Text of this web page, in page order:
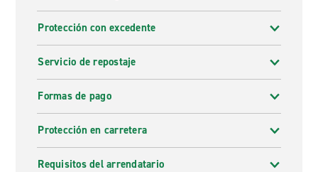
Protección con excedente
Servicio de repostaje
Formas de pago
Protección en carretera
Requisitos del arrendatario